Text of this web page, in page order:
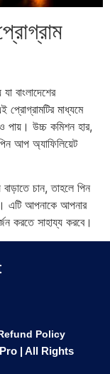
বাংলাদেশের
মাধ্যমে
পায়। উচ্চ কমিশন হার,
আপ অ্যাফিলিয়েট
চান, তাহলে পিন
এটি আপনাকে আপনার
করতে সাহায্য করবে।
Policy
| All Rights